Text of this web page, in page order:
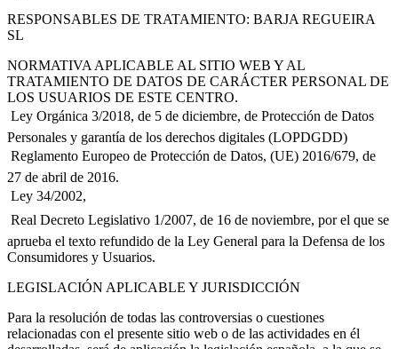
RESPONSABLES DE TRATAMIENTO: BARJA REGUEIRA
SL
NORMATIVA APLICABLE AL SITIO WEB Y AL
TRATAMIENTO DE DATOS DE CARÁCTER PERSONAL DE
LOS USUARIOS DE ESTE CENTRO.
 Ley Orgánica 3/2018, de 5 de diciembre, de Protección de Datos
Personales y garantía de los derechos digitales (LOPDGDD)
 Reglamento Europeo de Protección de Datos, (UE) 2016/679, de
27 de abril de 2016.
 Ley 34/2002,
 Real Decreto Legislativo 1/2007, de 16 de noviembre, por el que se
aprueba el texto refundido de la Ley General para la Defensa de los
Consumidores y Usuarios.
LEGISLACIÓN APLICABLE Y JURISDICCIÓN
Para la resolución de todas las controversias o cuestiones
relacionadas con el presente sitio web o de las actividades en él